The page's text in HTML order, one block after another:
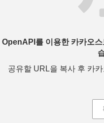
OpenAPI를 이용한 카카오
공유할 URL을 복사 후 카